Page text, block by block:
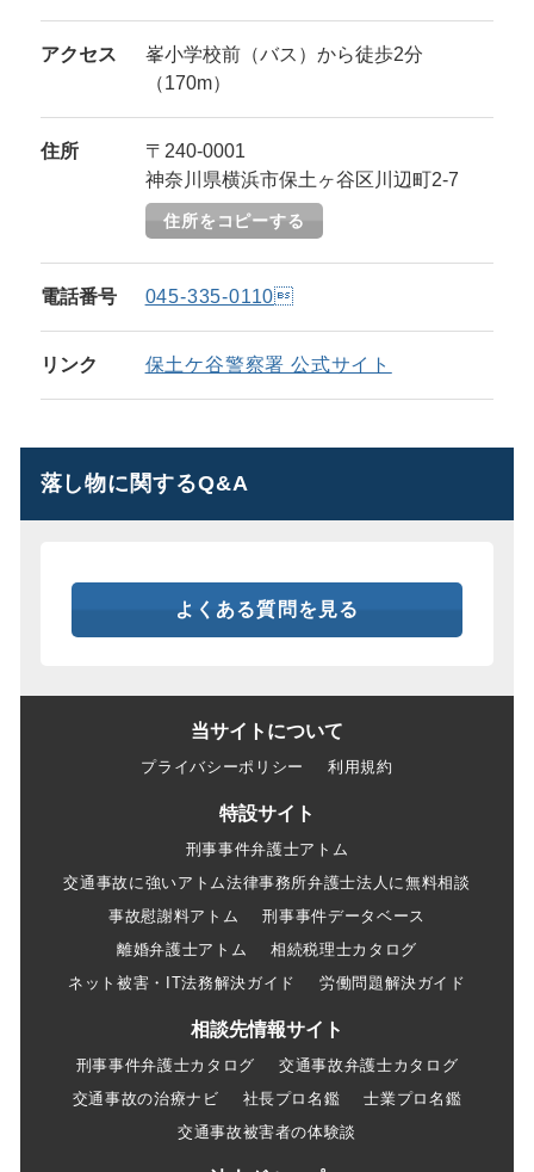
アクセス
峯小学校前（バス）から徒歩2分
（170m）
住所
〒240-0001
神奈川県横浜市保土ヶ谷区川辺町2-7
住所をコピーする
電話番号 045-335-0110
リンク 保土ケ谷警察署 公式サイト
落し物に関するQ&A
よくある質問を見る
当サイトについて
プライバシーポリシー 利用規約
特設サイト
刑事事件弁護士アトム
交通事故に強いアトム法律事務所弁護士法人に無料相談
事故慰謝料アトム
刑事事件データベース
離婚弁護士アトム
相続税理士カタログ
ネット被害・IT法務解決ガイド
労働問題解決ガイド
相談先情報サイト
刑事事件弁護士カタログ
交通事故弁護士カタログ
交通事故の治療ナビ
社長プロ名鑑
士業プロ名鑑
交通事故被害者の体験談